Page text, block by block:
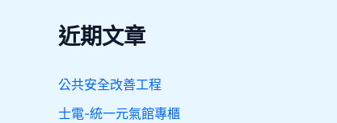
近期文章
公共安全改善工程
士電-統一元氣館專櫃